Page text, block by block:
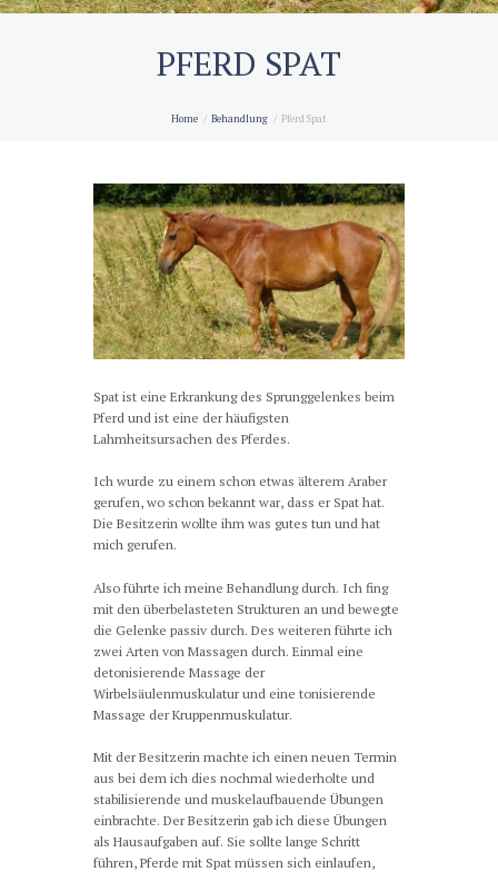
PFERD SPAT
Home Behandlung Pferd Spat
Spat ist eine Erkrankung des Sprunggelenkes beim
Pferd und ist eine der häufigsten
Lahmheitsursachen des Pferdes.
Ich wurde zu einem schon etwas älterem Araber
gerufen, wo schon bekannt war, dass er Spat hat.
Die Besitzerin wollte ihm was gutes tun und hat
mich gerufen.
Also führte ich meine Behandlung durch. Ich fing
mit den überbelasteten Strukturen an und bewegte
die Gelenke passiv durch. Des weiteren führte ich
zwei Arten von Massagen durch. Einmal eine
detonisierende Massage der
Wirbelsäulenmuskulatur und eine tonisierende
Massage der Kruppenmuskulatur.
Mit der Besitzerin machte ich einen neuen Termin
aus bei dem ich dies nochmal wiederholte und
stabilisierende und muskelaufbauende Übungen
einbrachte. Der Besitzerin gab ich diese Übungen
als Hausaufgaben auf. Sie sollte lange Schritt
führen, Pferde mit Spat müssen sich einlaufen,